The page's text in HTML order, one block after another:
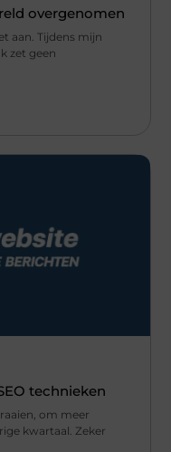
overgenomen
aan. Tijdens mijn
zet geen
technieken
om meer
kwartaal. Zeker